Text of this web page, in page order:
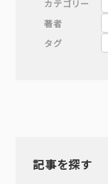
カテゴリー
著者
タグ
記事を探す